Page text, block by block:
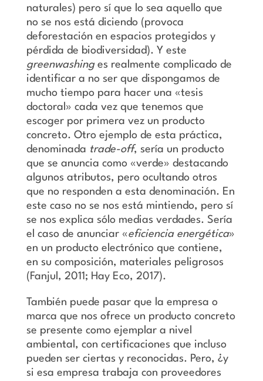
naturales) pero sí que lo sea aquello que
no se nos está diciendo (provoca
deforestación en espacios protegidos y
pérdida de biodiversidad). Y este
greenwashinges realmente complicado de
identificar a no ser que dispongamos de
mucho tiempo para hacer una «tesis
doctoral» cada vez que tenemos que
escoger por primera vez un producto
concreto. Otro ejemplo de esta práctica,
denominada trade-off, sería un producto
que se anuncia como «verde» destacando
algunos atributos, pero ocultando otros
que no responden a esta denominación. En
este caso no se nos está mintiendo, pero sí
se nos explica sólo medias verdades. Sería
el caso de anunciar «eficiencia energética»
en un producto electrónico que contiene,
en su composición, materiales peligrosos
(Fanjul, 2011; Hay Eco, 2017).
También puede pasar que la empresa o
marca que nos ofrece un producto concreto
se presente como ejemplar a nivel
ambiental, con certificaciones que incluso
pueden ser ciertas y reconocidas. Pero, ¿y
si esa empresa trabaja con proveedores